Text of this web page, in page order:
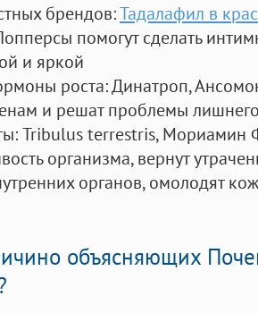
брендов:Тадалафил в
помогут сделать
и яркой
роста: Динатроп,
и решат проблемы
Tribulus terrestris, Мориамин
организма, вернут
органов, омолодят
объясняющих